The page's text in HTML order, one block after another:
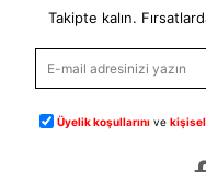
Takipte kalın.
Üyelik koşullarını ve